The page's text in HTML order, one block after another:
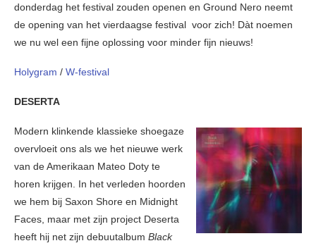
donderdag het festival zouden openen en Ground Nero neemt
de opening van het vierdaagse festival voor zich! Dàt noemen
we nu wel een fijne oplossing voor minder fijn nieuws!
Holygram / W-festival
DESERTA
Modern klinkende klassieke shoegaze
overvloeit ons als we het nieuwe werk
van de Amerikaan Mateo Doty te
horen krijgen. In het verleden hoorden
we hem bij Saxon Shore en Midnight
Faces, maar met zijn project Deserta
heeft hij net zijn debuutalbum Black